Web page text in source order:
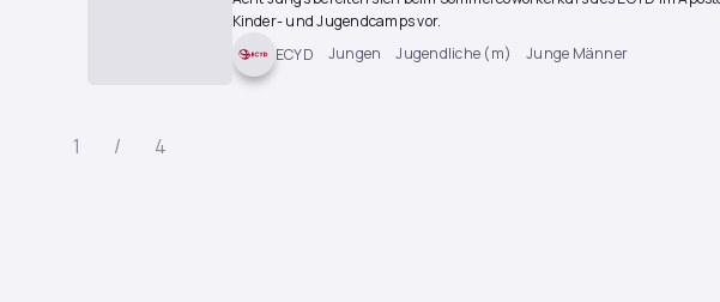
Kinder- und Jugendcamps vor.
ECYD
Jungen Jugendliche (m) Junge Männer
1 / 4